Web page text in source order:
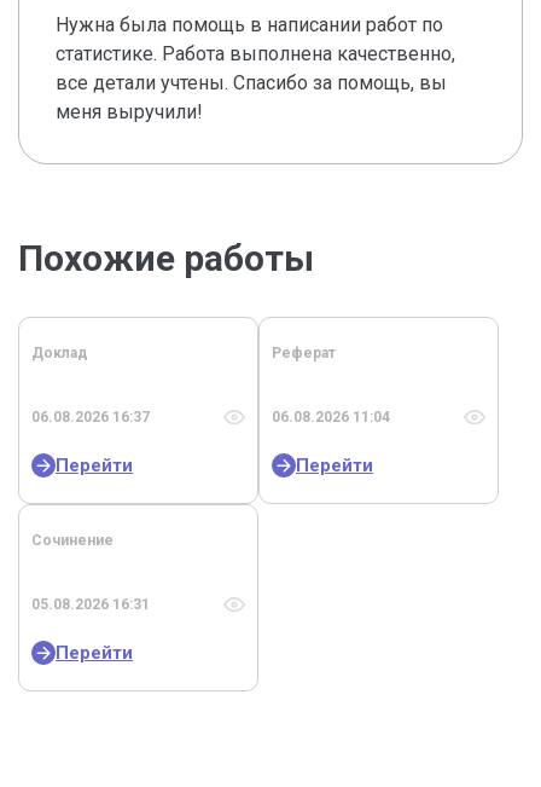
Нужна была помощь в написании работ по
статистике. Работа выполнена качественно,
все детали учтены. Спасибо за помощь, вы
меня выручили!
Похожие работы
Доклад
06.08.2026 16:37
Перейти
Реферат
06.08.2026 11:04
Перейти
Сочинение
05.08.2026 16:31
Перейти